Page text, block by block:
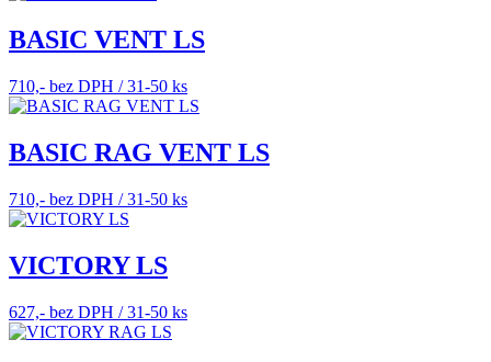
BASIC VENT LS
710,- bez DPH / 31-50 ks
BASIC RAG VENT LS
710,- bez DPH / 31-50 ks
VICTORY LS
627,- bez DPH / 31-50 ks